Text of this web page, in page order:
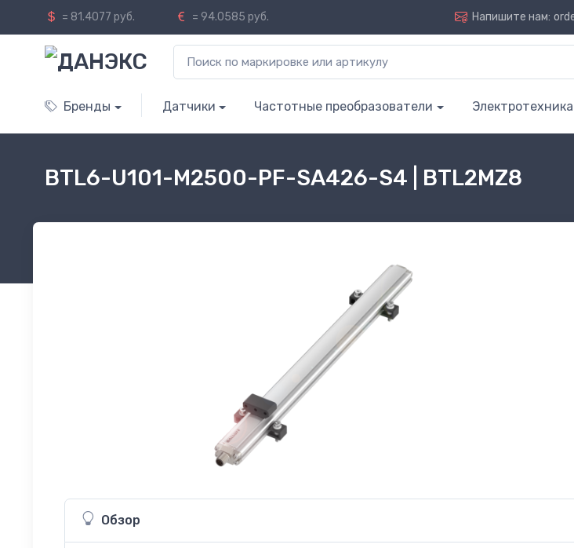
= 81.4077 руб. = 94.0585 руб. Напишите нам:
Бренды Датчики Частотные преобразователи Электротехника
BTL6-U101-M2500-PF-SA426-S4 | BTL2MZ8
Обзор